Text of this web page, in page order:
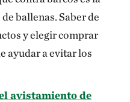
ballenas. Saber de
y elegir comprar
ayudar a evitar los
avistamiento de